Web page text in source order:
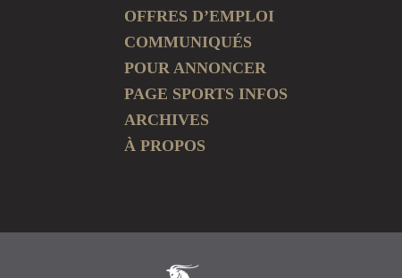
OFFRES D’EMPLOI
COMMUNIQUÉS
POUR ANNONCER
PAGE SPORTS INFOS
ARCHIVES
À PROPOS